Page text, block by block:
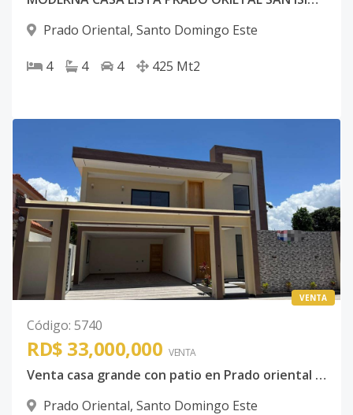
Prado Oriental, Santo Domingo Este
4 4 4 425 Mt2
VENTA
Código: 5740
RD$ 33,000,000 VENTA
Venta casa grande con patio en Prado oriental cinco habitaciones
Prado Oriental, Santo Domingo Este